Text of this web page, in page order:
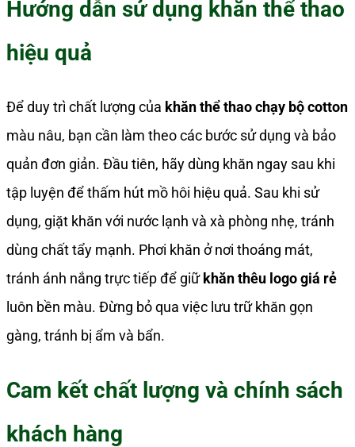
Hướng dẫn sử dụng khăn thể thao
hiệu quả
Để duy trì chất lượng của khăn thể thao chạy bộ cotton
màu nâu, bạn cần làm theo các bước sử dụng và bảo
quản đơn giản. Đầu tiên, hãy dùng khăn ngay sau khi
tập luyện để thấm hút mồ hôi hiệu quả. Sau khi sử
dụng, giặt khăn với nước lạnh và xà phòng nhẹ, tránh
dùng chất tẩy mạnh. Phơi khăn ở nơi thoáng mát,
tránh ánh nắng trực tiếp để giữkhăn thêu logo giá rẻ
luôn bền màu. Đừng bỏ qua việc lưu trữ khăn gọn
gàng, tránh bị ẩm và bẩn.
Cam kết chất lượng và chính sách
khách hàng